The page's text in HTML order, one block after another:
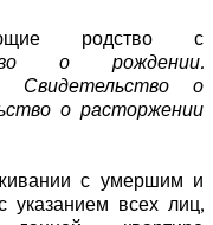
родство с
о рождении.
Свидетельство о
о расторжении
с умершим и
указанием всех лиц,